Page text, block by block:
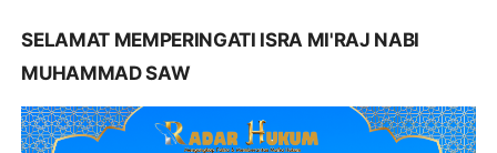
SELAMAT MEMPERINGATI ISRA MI'RAJ NABI
MUHAMMAD SAW